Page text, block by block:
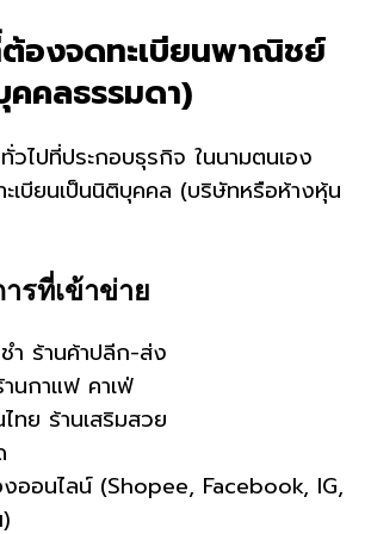
ต้องจดทะเบียนพาณิชย์
คคลธรรมดา)
ไปที่ประกอบธุรกิจ ในนามตนเอง
เบียนเป็นนิติบุคคล (บริษัทหรือห้างหุ้น
รที่เข้าข่าย
ำ ร้านค้าปลีก-ส่ง
นกาแฟ คาเฟ่
ทย ร้านเสริมสวย
ออนไลน์ (Shopee, Facebook, IG,